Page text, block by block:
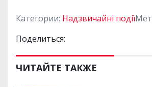
Категории: Надзвичайні події
Поделиться:
ЧИТАЙТЕ ТАКЖЕ